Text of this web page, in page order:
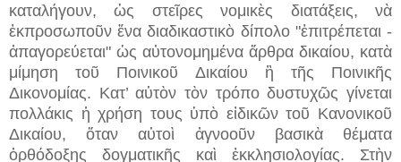
καταλήγουν, ὡς στεῖρες νομικὲς διατάξεις, νὰ
ἐκπροσωποῦν ἕνα διαδικαστικὸ δίπολο "ἐπιτρέπεται -
ἀπαγορεύεται" ὡς αὐτονομημένα ἄρθρα δικαίου, κατὰ
μίμηση τοῦ Ποινικοῦ Δικαίου ἢ τῆς Ποινικῆς
Δικονομίας. Κατ’ αὐτὸν τὸν τρόπο δυστυχῶς γίνεται
πολλάκις ἡ χρήση τους ὑπὸ εἰδικῶν τοῦ Κανονικοῦ
Δικαίου, ὅταν αὐτοὶ ἀγνοοῦν βασικὰ θέματα
ὀρθόδοξης δογματικῆς καὶ ἐκκλησιολογίας. Στὴν